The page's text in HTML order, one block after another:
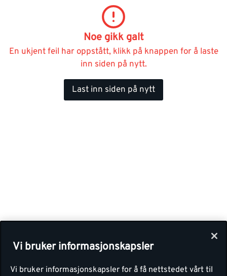
Noe gikk galt
En ukjent feil har oppstått, klikk på knappen for å laste
inn siden på nytt.
Last inn siden på nytt
Vi bruker informasjonskapsler
Vi bruker informasjonskapsler for å få nettstedet vårt til